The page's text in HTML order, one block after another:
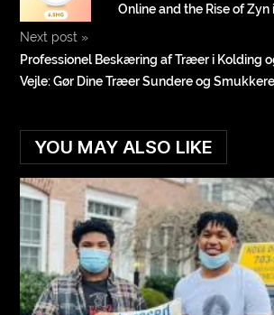
Online and the Rise of Zyn
Next post »
Professionel Beskæring af Træer i Kolding
Vejle: Gør Dine Træer Sundere og Smukkere
YOU MAY ALSO LIKE